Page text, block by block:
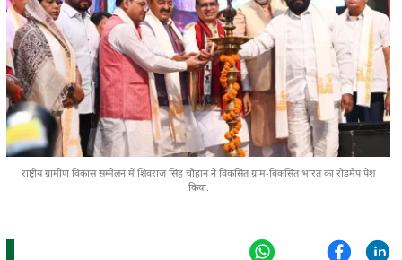
राष्ट्रीय ग्रामीण विकास सम्मेलन में शिवराज सिंह चौहान ने विकसित ग्राम-विकसित भारत का रोडमैप पेश
किया.